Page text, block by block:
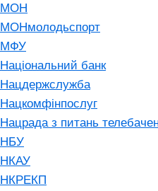
МОН
МОНмолодьспорт
МФУ
Національний банк
Нацдержслужба
Нацкомфінпослуг
Нацрада з питань
НБУ
НКАУ
НКРЕКП